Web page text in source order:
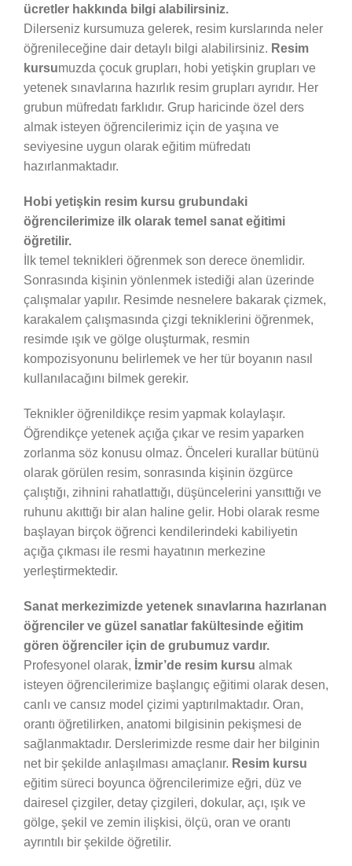
ücretler hakkında bilgi alabilirsiniz.
Dilerseniz kursumuza gelerek, resim kurslarında neler
öğrenileceğine dair detaylı bilgi alabilirsiniz. Resim
kursumuzda çocuk grupları, hobi yetişkin grupları ve
yetenek sınavlarına hazırlık resim grupları ayrıdır. Her
grubun müfredatı farklıdır. Grup haricinde özel ders
almak isteyen öğrencilerimiz için de yaşına ve
seviyesine uygun olarak eğitim müfredatı
hazırlanmaktadır.
Hobi yetişkin resim kursu grubundaki
öğrencilerimize ilk olarak temel sanat eğitimi
öğretilir.
İlk temel teknikleri öğrenmek son derece önemlidir.
Sonrasında kişinin yönlenmek istediği alan üzerinde
çalışmalar yapılır. Resimde nesnelere bakarak çizmek,
karakalem çalışmasında çizgi tekniklerini öğrenmek,
resimde ışık ve gölge oluşturmak, resmin
kompozisyonunu belirlemek ve her tür boyanın nasıl
kullanılacağını bilmek gerekir.
Teknikler öğrenildikçe resim yapmak kolaylaşır.
Öğrendikçe yetenek açığa çıkar ve resim yaparken
zorlanma söz konusu olmaz. Önceleri kurallar bütünü
olarak görülen resim, sonrasında kişinin özgürce
çalıştığı, zihnini rahatlattığı, düşüncelerini yansıttığı ve
ruhunu akıttığı bir alan haline gelir. Hobi olarak resme
başlayan birçok öğrenci kendilerindeki kabiliyetin
açığa çıkması ile resmi hayatının merkezine
yerleştirmektedir.
Sanat merkezimizde yetenek sınavlarına hazırlanan
öğrenciler ve güzel sanatlar fakültesinde eğitim
gören öğrenciler için de grubumuz vardır.
Profesyonel olarak, İzmir’de resim kursu almak
isteyen öğrencilerimize başlangıç eğitimi olarak desen,
canlı ve cansız model çizimi yaptırılmaktadır. Oran,
orantı öğretilirken, anatomi bilgisinin pekişmesi de
sağlanmaktadır. Derslerimizde resme dair her bilginin
net bir şekilde anlaşılması amaçlanır. Resim kursu
eğitim süreci boyunca öğrencilerimize eğri, düz ve
dairesel çizgiler, detay çizgileri, dokular, açı, ışık ve
gölge, şekil ve zemin ilişkisi, ölçü, oran ve orantı
ayrıntılı bir şekilde öğretilir.